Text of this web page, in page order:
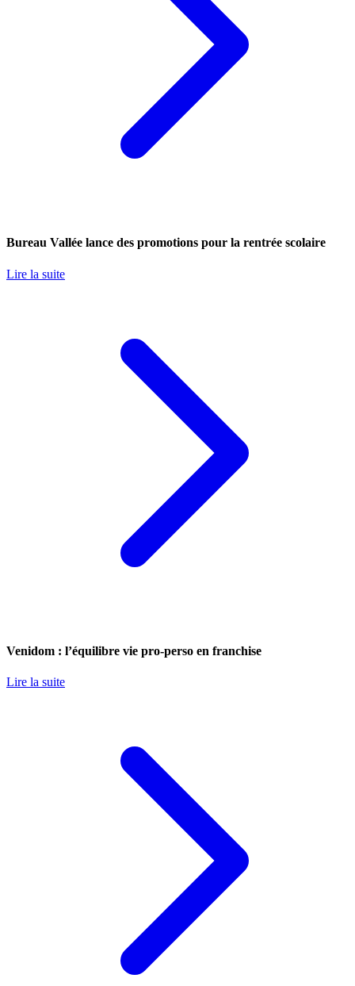
Bureau Vallée lance des promotions pour la rentrée scolaire
Lire la suite
Venidom : l’équilibre vie pro-perso en franchise
Lire la suite